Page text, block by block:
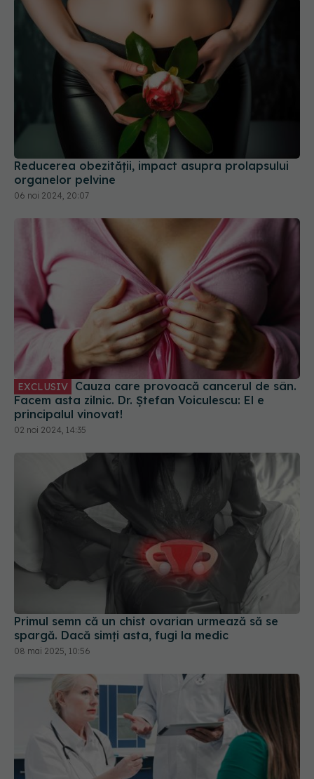
Reducerea obezității, impact asupra prolapsului
organelor pelvine
06 noi 2024, 20:07
EXCLUSIV
Facem asta zilnic. Dr. Ștefan Voiculescu: El e
principalul vinovat!
02 noi 2024, 14:35
Primul semn că un chist ovarian urmează să se
spargă. Dacă simți asta, fugi la medic
08 mai 2025, 10:56